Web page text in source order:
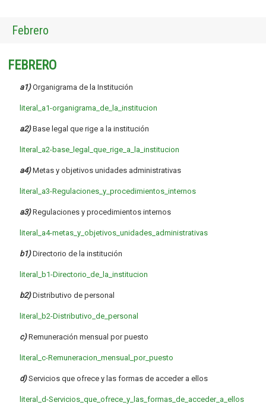
Febrero
FEBRERO
a1)Organigrama de la Institución
literal_a1-organigrama_de_la_institucion
a2) Base legal que rige a la institución
literal_a2-base_legal_que_rige_a_la_institucion
a4)Metas y objetivos unidades administrativas
literal_a3-Regulaciones_y_procedimientos_internos
a3)Regulaciones y procedimientos internos
literal_a4-metas_y_objetivos_unidades_administrativas
b1)Directorio de la institución
literal_b1-Directorio_de_la_institucion
b2)Distributivo de personal
literal_b2-Distributivo_de_personal
c)Remuneración mensual por puesto
literal_c-Remuneracion_mensual_por_puesto
d)Servicios que ofrece y las formas de acceder a ellos
literal_d-Servicios_que_ofrece_y_las_formas_de_acceder_a_ellos